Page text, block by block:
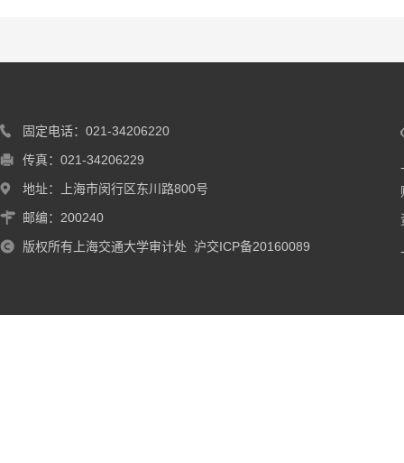
固定电话：021-34206220
传真：021-34206229
地址：上海市闵行区东川路800号
邮编：200240
版权所有上海交通大学审计处 沪交ICP备20160089